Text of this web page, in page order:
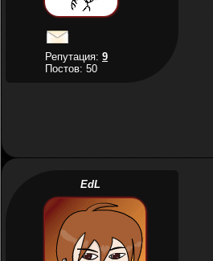
Репутация:9
Постов: 50
EdL